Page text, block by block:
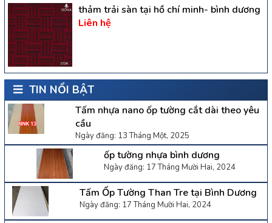
thảm trải sàn tại hồ chí minh- bình dương
Liên hệ
TIN NỔI BẬT
Tấm nhựa nano ốp tường cắt dài theo yêu
cầu
Ngày đăng: 13 Tháng Một, 2025
ốp tường nhựa bình dương
Ngày đăng: 17 Tháng Mười Hai, 2024
Tấm Ốp Tường Than Tre tại Bình Dương
Ngày đăng: 17 Tháng Mười Hai, 2024